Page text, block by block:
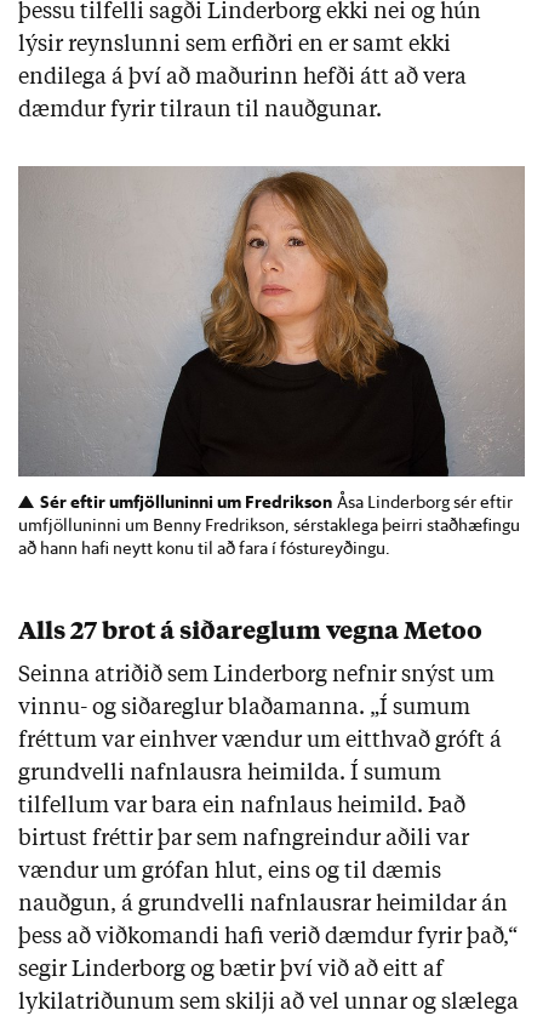
þessu tilfelli sagði Linderborg ekki nei og hún
lýsir reynslunni sem erfiðri en er samt ekki
endilega á því að maðurinn hefði átt að vera
dæmdur fyrir tilraun til nauðgunar.
Sér eftir umfjölluninni um Fredrikson Åsa Linderborg sér eftir
umfjölluninni um Benny Fredrikson, sérstaklega þeirri staðhæfingu
að hann hafi neytt konu til að fara í fóstureyðingu.
Alls 27 brot á siðareglum vegna Metoo
Seinna atriðið sem Linderborg nefnir snýst um
vinnu- og siðareglur blaðamanna. „Í sumum
fréttum var einhver vændur um eitthvað gróft á
grundvelli nafnlausra heimilda. Í sumum
tilfellum var bara ein nafnlaus heimild. Það
birtust fréttir þar sem nafngreindur aðili var
vændur um grófan hlut, eins og til dæmis
nauðgun, á grundvelli nafnlausrar heimildar án
þess að viðkomandi hafi verið dæmdur fyrir það,“
segir Linderborg og bætir því við að eitt af
lykilatriðunum sem skilji að vel unnar og slælega